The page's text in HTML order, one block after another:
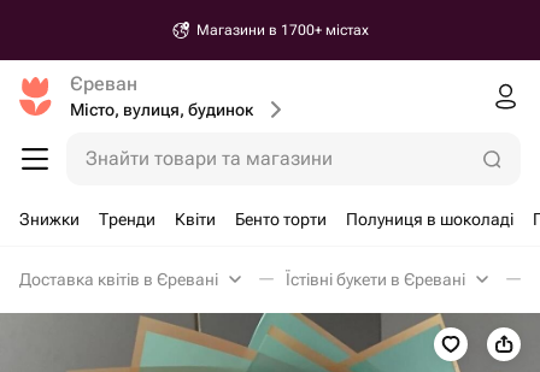
Магазини в 1700+ містах
Єреван
Місто, вулиця, будинок
Знайти товари та магазини
Знижки Тренди Квіти Бенто торти Полуниця в шоколаді
Доставка квітів в Єревані Їстівні букети в Єревані